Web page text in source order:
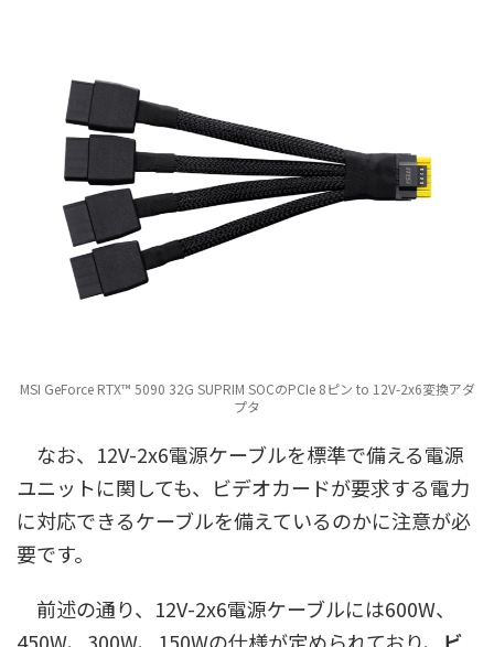
MSI GeForce RTX™ 5090 32G SUPRIM SOCのPCIe 8ピン to 12V-2x6変換アダ
プタ
なお、12V-2x6電源ケーブルを標準で備える電源
ユニットに関しても、ビデオカードが要求する電力
に対応できるケーブルを備えているのかに注意が必
要です。
前述の通り、12V-2x6電源ケーブルには600W、